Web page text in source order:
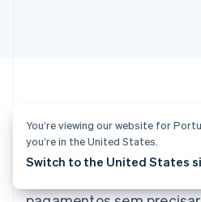
Vamos começar?
Itália
Italiano English
日本語English
You’re viewing our website for
you’re in the United States.
Switch to the United States